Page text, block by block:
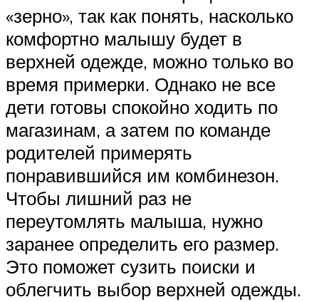
«зерно», так как понять, насколько
комфортно малышу будет в
верхней одежде, можно только во
время примерки. Однако не все
дети готовы спокойно ходить по
магазинам, а затем по команде
родителей примерять
понравившийся им комбинезон.
Чтобы лишний раз не
переутомлять малыша, нужно
заранее определить его размер.
Это поможет сузить поиски и
облегчить выбор верхней одежды.